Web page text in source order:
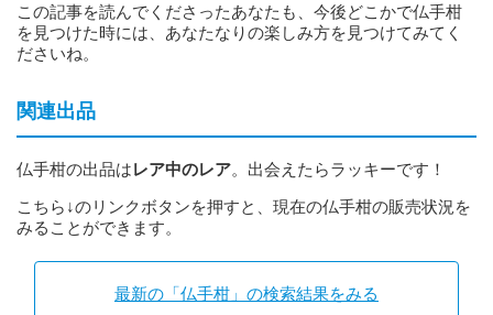
この記事を読んでくださったあなたも、今後どこかで仏手柑
を見つけた時には、あなたなりの楽しみ方を見つけてみてく
ださいね。
関連出品
仏手柑の出品はレア中のレア。出会えたらラッキーです！
こちら↓のリンクボタンを押すと、現在の仏手柑の販売状況を
みることができます。
最新の「仏手柑」の検索結果をみる